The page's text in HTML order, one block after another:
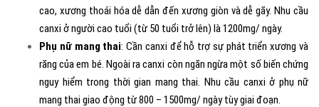
cao, xương thoái hóa dễ dẫn đến xương giòn và dễ gãy. Nhu cầu
canxi ở người cao tuổi (từ 50 tuổi trở lên) là 1200mg/ ngày.
Phụ nữ mang thai: Cần canxi để hỗ trợ sự phát triển xương và
răng của em bé. Ngoài ra canxi còn ngăn ngừa một số biến chứng
nguy hiểm trong thời gian mang thai. Nhu cầu canxi ở phụ nữ
mang thai giao động từ 800 – 1500mg/ ngày tùy giai đoạn.